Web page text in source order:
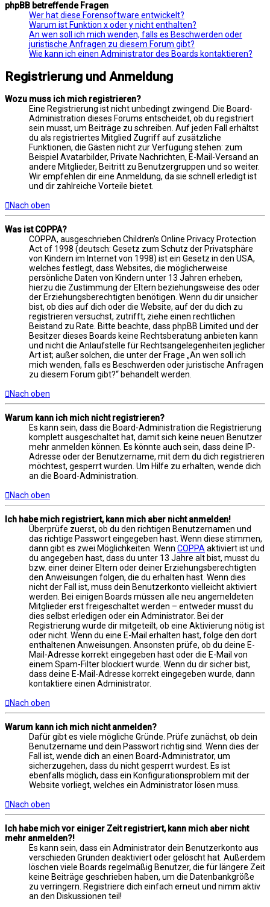
phpBB betreffende Fragen
Wer hat diese Forensoftware entwickelt?
Warum ist Funktion x oder y nicht enthalten?
An wen soll ich mich wenden, falls es Beschwerden oder
juristische Anfragen zu diesem Forum gibt?
Wie kann ich einen Administrator des Boards kontaktieren?
Registrierung und Anmeldung
Wozu muss ich mich registrieren?
Eine Registrierung ist nicht unbedingt zwingend. Die Board-
Administration dieses Forums entscheidet, ob du registriert
sein musst, um Beiträge zu schreiben. Auf jeden Fall erhältst
du als registriertes Mitglied Zugriff auf zusätzliche
Funktionen, die Gästen nicht zur Verfügung stehen: zum
Beispiel Avatarbilder, Private Nachrichten, E-Mail-Versand an
andere Mitglieder, Beitritt zu Benutzergruppen und so weiter.
Wir empfehlen dir eine Anmeldung, da sie schnell erledigt ist
und dir zahlreiche Vorteile bietet.
Nach oben
Was ist COPPA?
COPPA, ausgeschrieben Children’s Online Privacy Protection
Act of 1998 (deutsch: Gesetz zum Schutz der Privatsphäre
von Kindern im Internet von 1998) ist ein Gesetz in den USA,
welches festlegt, dass Websites, die möglicherweise
persönliche Daten von Kindern unter 13 Jahren erheben,
hierzu die Zustimmung der Eltern beziehungsweise des oder
der Erziehungsberechtigten benötigen. Wenn du dir unsicher
bist, ob dies auf dich oder die Website, auf der du dich zu
registrieren versuchst, zutrifft, ziehe einen rechtlichen
Beistand zu Rate. Bitte beachte, dass phpBB Limited und der
Besitzer dieses Boards keine Rechtsberatung anbieten kann
und nicht die Anlaufstelle für Rechtsangelegenheiten jeglicher
Art ist; außer solchen, die unter der Frage „An wen soll ich
mich wenden, falls es Beschwerden oder juristische Anfragen
zu diesem Forum gibt?“ behandelt werden.
Nach oben
Warum kann ich mich nicht registrieren?
Es kann sein, dass die Board-Administration die Registrierung
komplett ausgeschaltet hat, damit sich keine neuen Benutzer
mehr anmelden können. Es könnte auch sein, dass deine IP-
Adresse oder der Benutzername, mit dem du dich registrieren
möchtest, gesperrt wurden. Um Hilfe zu erhalten, wende dich
an die Board-Administration.
Nach oben
Ich habe mich registriert, kann mich aber nicht anmelden!
Überprüfe zuerst, ob du den richtigen Benutzernamen und
das richtige Passwort eingegeben hast. Wenn diese stimmen,
dann gibt es zwei Möglichkeiten. Wenn COPPAaktiviert ist und
du angegeben hast, dass du unter 13 Jahre alt bist, musst du
bzw. einer deiner Eltern oder deiner Erziehungsberechtigten
den Anweisungen folgen, die du erhalten hast. Wenn dies
nicht der Fall ist, muss dein Benutzerkonto vielleicht aktiviert
werden. Bei einigen Boards müssen alle neu angemeldeten
Mitglieder erst freigeschaltet werden – entweder musst du
dies selbst erledigen oder ein Administrator. Bei der
Registrierung wurde dir mitgeteilt, ob eine Aktivierung nötig ist
oder nicht. Wenn du eine E-Mail erhalten hast, folge den dort
enthaltenen Anweisungen. Ansonsten prüfe, ob du deine E-
Mail-Adresse korrekt eingegeben hast oder die E-Mail von
einem Spam-Filter blockiert wurde. Wenn du dir sicher bist,
dass deine E-Mail-Adresse korrekt eingegeben wurde, dann
kontaktiere einen Administrator.
Nach oben
Warum kann ich mich nicht anmelden?
Dafür gibt es viele mögliche Gründe. Prüfe zunächst, ob dein
Benutzername und dein Passwort richtig sind. Wenn dies der
Fall ist, wende dich an einen Board-Administrator, um
sicherzugehen, dass du nicht gesperrt wurdest. Es ist
ebenfalls möglich, dass ein Konfigurationsproblem mit der
Website vorliegt, welches ein Administrator lösen muss.
Nach oben
Ich habe mich vor einiger Zeit registriert, kann mich aber nicht
mehr anmelden?!
Es kann sein, dass ein Administrator dein Benutzerkonto aus
verschieden Gründen deaktiviert oder gelöscht hat. Außerdem
löschen viele Boards regelmäßig Benutzer, die für längere Zeit
keine Beiträge geschrieben haben, um die Datenbankgröße
zu verringern. Registriere dich einfach erneut und nimm aktiv
an den Diskussionen teil!